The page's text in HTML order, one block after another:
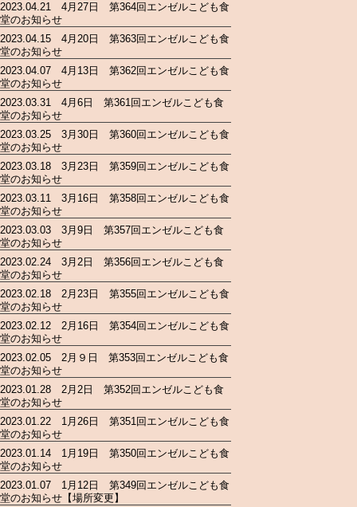
2023.04.21 4月27日 第364回エンゼルこども食
堂のお知らせ
2023.04.15 4月20日 第363回エンゼルこども食
堂のお知らせ
2023.04.07 4月13日 第362回エンゼルこども食
堂のお知らせ
2023.03.31 4月6日 第361回エンゼルこども食
堂のお知らせ
2023.03.25 3月30日 第360回エンゼルこども食
堂のお知らせ
2023.03.18 3月23日 第359回エンゼルこども食
堂のお知らせ
2023.03.11 3月16日 第358回エンゼルこども食
堂のお知らせ
2023.03.03 3月9日 第357回エンゼルこども食
堂のお知らせ
2023.02.24 3月2日 第356回エンゼルこども食
堂のお知らせ
2023.02.18 2月23日 第355回エンゼルこども食
堂のお知らせ
2023.02.12 2月16日 第354回エンゼルこども食
堂のお知らせ
2023.02.05 2月９日 第353回エンゼルこども食
堂のお知らせ
2023.01.28 2月2日 第352回エンゼルこども食
堂のお知らせ
2023.01.22 1月26日 第351回エンゼルこども食
堂のお知らせ
2023.01.14 1月19日 第350回エンゼルこども食
堂のお知らせ
2023.01.07 1月12日 第349回エンゼルこども食
堂のお知らせ【場所変更】